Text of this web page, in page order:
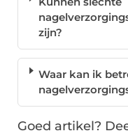
zijn?
Waar kan ik
Goed artikel?